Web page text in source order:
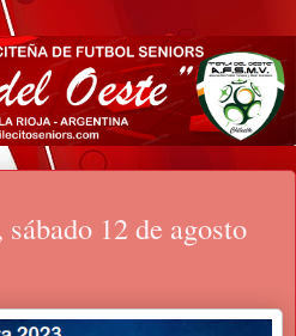
12 de agosto